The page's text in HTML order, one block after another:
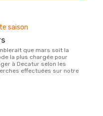
saison
la plus chargée pour
à Decatur selon les
effectuées sur notre